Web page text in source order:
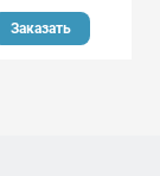
Заказать